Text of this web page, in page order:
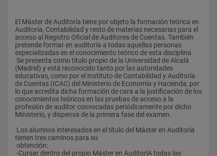
El Máster de Auditoría tiene por objeto la formación teórica en
Auditoría, Contabilidad y resto de materias necesarias para el
acceso al Registro Oficial de Auditores de Cuentas. También
pretende formar en auditoría a todas aquellas personas
especializadas en el conocimiento teórico de esta disciplina.
(Madrid) y está reconocido tanto por las autoridades
educativas, como por el Instituto de Contabilidad y Auditoría
de Cuentas (ICAC) del Ministerio de Economía y Hacienda, por
lo que acredita dicha formación de cara a la justificación de los
conocimientos teóricos en las pruebas de acceso a la
profesión de auditor convocadas periódicamente por dicho
Ministerio, y dispensa de la primera fase del examen.
tienen tres caminos para su
obtención: